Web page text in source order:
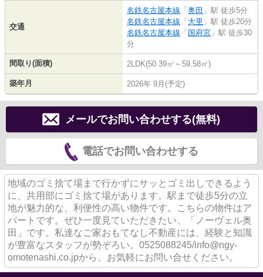
交通
名鉄名古屋本線 「 奥田 」駅 徒歩5分
名鉄名古屋本線 「 大里 」駅 徒歩20分
名鉄名古屋本線 「 国府宮 」駅 徒歩30
分
間取り(面積) 2LDK(50.39㎡～59.58㎡)
築年月 2026年 9月(予定)
メールでお問い合わせする(無料)
電話でお問い合わせする
地域のゴミ捨て場まで行かずにサッとゴミ出しできるよう
に、共用部にゴミ捨て場があります。駅まで徒歩5分の立
地が魅力的な、利便性の高い物件です。こちらの物件はア
パートです。ぜひ一度見ていただきたい、「ノーヴェル奥
田」です。私達なご家おもてなし不動産には、経験と知識
が豊富なスタッフが勢ぞろい。0525088245/info@ngy-
omotenashi.co.jpから、お気軽にお問い合せください。